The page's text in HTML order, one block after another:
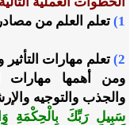
1) تعلم العلم من
2) تعلم مهارات
ومن أهمها مهارات
والجذب والتوجيه
سَبِيلِ رَبِّكَ بِالْحِكْمَةِ